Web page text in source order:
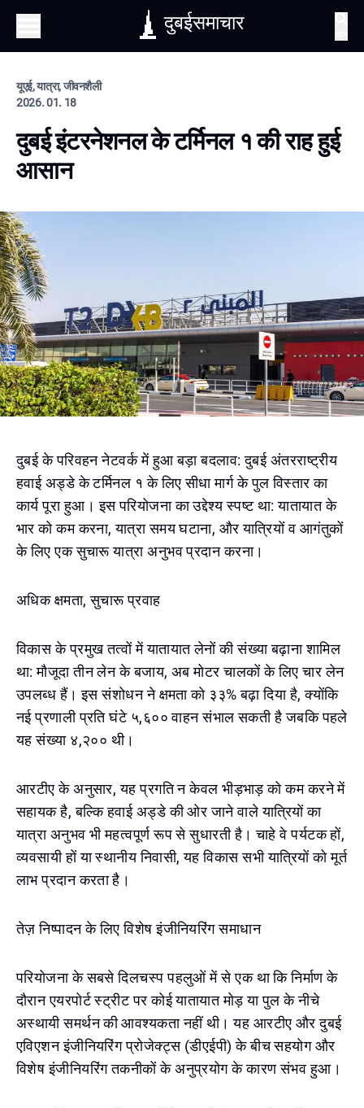
दुबईसमाचार
यूएई, यात्रा, जीवनशैली
2026. 01. 18
दुबई इंटरनेशनल के टर्मिनल १ की राह हुई
आसान
दुबई के परिवहन नेटवर्क में हुआ बड़ा बदलाव: दुबई अंतरराष्ट्रीय
हवाई अड्डे के टर्मिनल १ के लिए सीधा मार्ग के पुल विस्तार का
कार्य पूरा हुआ। इस परियोजना का उद्देश्य स्पष्ट था: यातायात के
भार को कम करना, यात्रा समय घटाना, और यात्रियों व आगंतुकों
के लिए एक सुचारू यात्रा अनुभव प्रदान करना।
अधिक क्षमता, सुचारू प्रवाह
विकास के प्रमुख तत्वों में यातायात लेनों की संख्या बढ़ाना शामिल
था: मौजूदा तीन लेन के बजाय, अब मोटर चालकों के लिए चार लेन
उपलब्ध हैं। इस संशोधन ने क्षमता को ३३% बढ़ा दिया है, क्योंकि
नई प्रणाली प्रति घंटे ५,६०० वाहन संभाल सकती है जबकि पहले
यह संख्या ४,२०० थी।
आरटीए के अनुसार, यह प्रगति न केवल भीड़भाड़ को कम करने में
सहायक है, बल्कि हवाई अड्डे की ओर जाने वाले यात्रियों का
यात्रा अनुभव भी महत्वपूर्ण रूप से सुधारती है। चाहे वे पर्यटक हों,
व्यवसायी हों या स्थानीय निवासी, यह विकास सभी यात्रियों को मूर्त
लाभ प्रदान करता है।
तेज़ निष्पादन के लिए विशेष इंजीनियरिंग समाधान
परियोजना के सबसे दिलचस्प पहलुओं में से एक था कि निर्माण के
दौरान एयरपोर्ट स्ट्रीट पर कोई यातायात मोड़ या पुल के नीचे
अस्थायी समर्थन की आवश्यकता नहीं थी। यह आरटीए और दुबई
एविएशन इंजीनियरिंग प्रोजेक्ट्स (डीएईपी) के बीच सहयोग और
विशेष इंजीनियरिंग तकनीकों के अनुप्रयोग के कारण संभव हुआ।